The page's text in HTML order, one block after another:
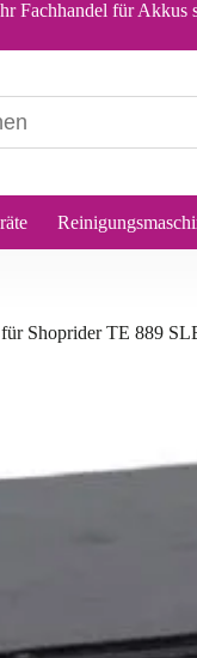
Fachhandel für Akkus
Shoprider TE 889